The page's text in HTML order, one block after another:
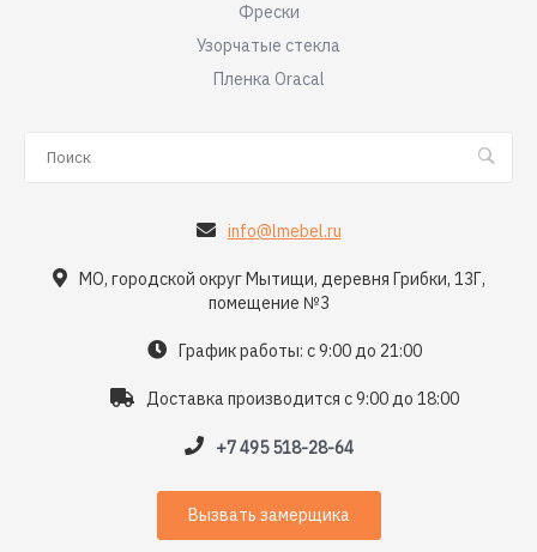
Фрески
Узорчатые стекла
Пленка Oracal
info@lmebel.ru
МО, городской округ Мытищи, деревня Грибки, 13Г,
помещение №3
График работы: с 9:00 до 21:00
Доставка производится с 9:00 до 18:00
+7 495 518-28-64
Вызвать замерщика